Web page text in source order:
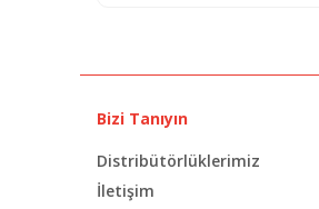
Bizi Tanıyın
Distribütörlüklerimiz
İletişim